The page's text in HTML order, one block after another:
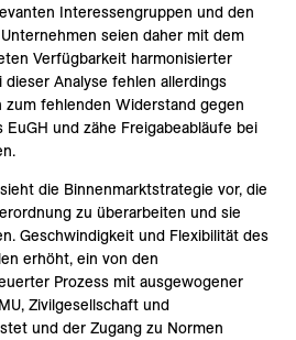
Interessengruppen und den
seien daher mit dem
Verfügbarkeit harmonisierter
Analyse fehlen allerdings
zum fehlenden Widerstand gegen
EuGH und zähe Freigabeabläufe bei
die Binnenmarktstrategie vor, die
zu überarbeiten und sie
Geschwindigkeit und Flexibilität des
erhöht, ein von den
Prozess mit ausgewogener
Zivilgesellschaft und
und der Zugang zu Normen